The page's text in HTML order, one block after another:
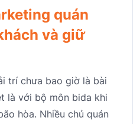
quán
và giữ
trí chưa bao giờ là bài
là với bộ môn bida khi
hòa. Nhiều chủ quán